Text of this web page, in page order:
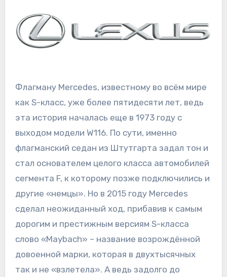
Флагману Mercedes, известному во всём мире
как S-класс, уже более пятидесяти лет, ведь
эта история началась еще в 1973 году с
выходом модели W116. По сути, именно
флагманский седан из Штутгарта задал тон и
стал основателем целого класса автомобилей
сегмента F, к которому позже подключились и
другие «немцы». Но в 2015 году Mercedes
сделал неожиданный ход, прибавив к самым
дорогим и престижным версиям S-класса
слово «Maybach» – название возрождённой
довоенной марки, которая в двухтысячных
так и не «взлетела». А ведь задолго до